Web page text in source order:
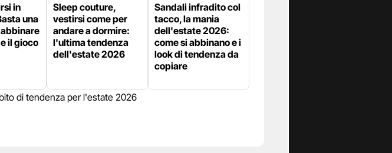
in
una
il gioco
Sleep couture,
vestirsi come per
andare a dormire:
l'ultima tendenza
dell'estate 2026
Sandali infradito col
tacco, la mania
dell'estate 2026:
come si abbinano e i
look di tendenza da
copiare
di tendenza per l'estate 2026